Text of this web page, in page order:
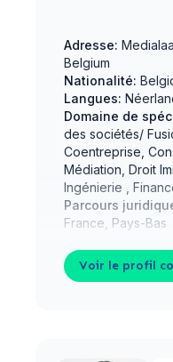
Adresse:
Belgium
Nationalité:
Langues:
Domaine de
des sociétés/
Coentreprise,
Médiation, Droit
Ingénierie ,
Parcours
France, Pays-Bas
Voir le profil